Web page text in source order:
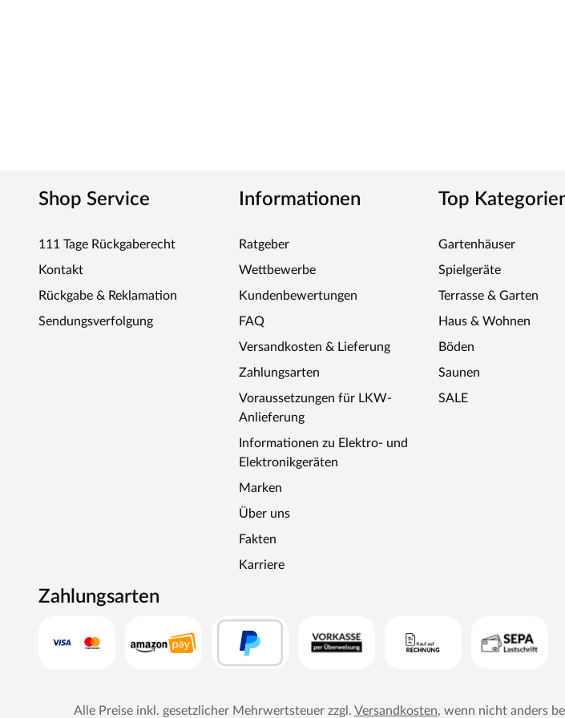
muss die Höhe des Ofenschutzes angepasst werden. Bitte beachte zu den obig genannten
Shop Service
111 Tage Rückgaberecht
Kontakt
Rückgabe & Reklamation
Sendungsverfolgung
Informationen
Ratgeber
Wettbewerbe
Kundenbewertungen
FAQ
Versandkosten & Lieferung
Zahlungsarten
Voraussetzungen für LKW-
Anlieferung
Informationen zu Elektro- und
Elektronikgeräten
Marken
Über uns
Fakten
Karriere
Top
Gartenhäuser
Spielgeräte
Terrasse & Garten
Haus & Wohnen
Böden
Saunen
SALE
Zahlungsarten
Alle Preise inkl. gesetzlicher Mehrwertsteuer zzgl. Versandkosten, wenn nicht anders